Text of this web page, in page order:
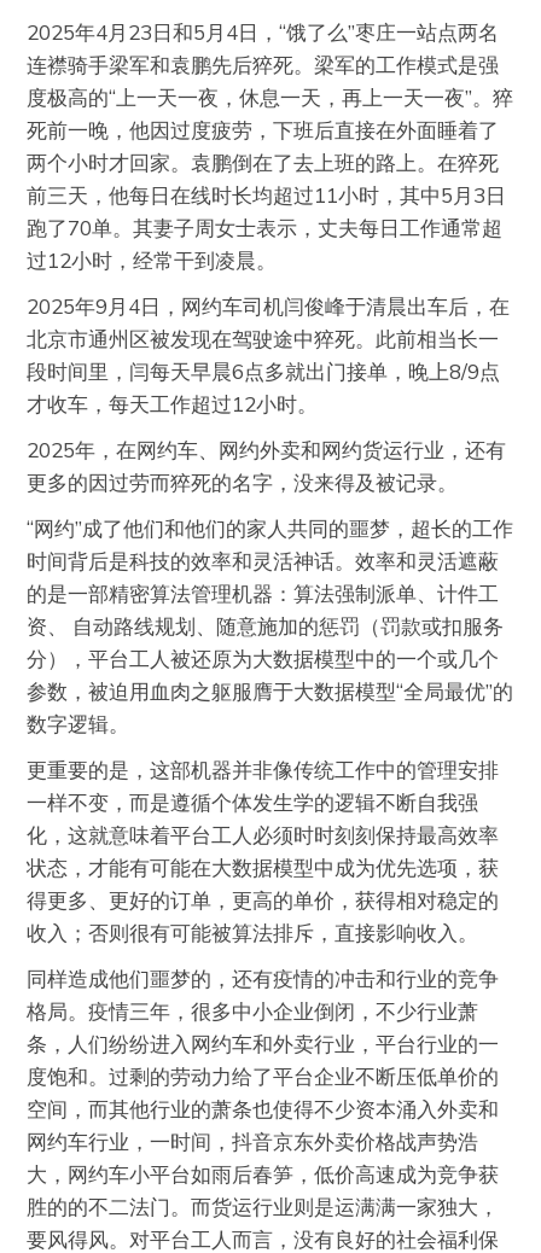
2025年4月23日和5月4日，“饿了么”枣庄一站点两名
连襟骑手梁军和袁鹏先后猝死。梁军的工作模式是强
度极高的“上一天一夜，休息一天，再上一天一夜”。猝
死前一晚，他因过度疲劳，下班后直接在外面睡着了
两个小时才回家。袁鹏倒在了去上班的路上。在猝死
前三天，他每日在线时长均超过11小时，其中5月3日
跑了70单。其妻子周女士表示，丈夫每日工作通常超
过12小时，经常干到凌晨。
2025年9月4日，网约车司机闫俊峰于清晨出车后，在
北京市通州区被发现在驾驶途中猝死。此前相当长一
段时间里，闫每天早晨6点多就出门接单，晚上8/9点
才收车，每天工作超过12小时。
2025年，在网约车、网约外卖和网约货运行业，还有
更多的因过劳而猝死的名字，没来得及被记录。
“网约”成了他们和他们的家人共同的噩梦，超长的工作
时间背后是科技的效率和灵活神话。效率和灵活遮蔽
的是一部精密算法管理机器：算法强制派单、计件工
资、 自动路线规划、随意施加的惩罚（罚款或扣服务
分），平台工人被还原为大数据模型中的一个或几个
参数，被迫用血肉之躯服膺于大数据模型“全局最优”的
数字逻辑。
更重要的是，这部机器并非像传统工作中的管理安排
一样不变，而是遵循个体发生学的逻辑不断自我强
化，这就意味着平台工人必须时时刻刻保持最高效率
状态，才能有可能在大数据模型中成为优先选项，获
得更多、更好的订单，更高的单价，获得相对稳定的
收入；否则很有可能被算法排斥，直接影响收入。
同样造成他们噩梦的，还有疫情的冲击和行业的竞争
格局。疫情三年，很多中小企业倒闭，不少行业萧
条，人们纷纷进入网约车和外卖行业，平台行业的一
度饱和。过剩的劳动力给了平台企业不断压低单价的
空间，而其他行业的萧条也使得不少资本涌入外卖和
网约车行业，一时间，抖音京东外卖价格战声势浩
大，网约车小平台如雨后春笋，低价高速成为竞争获
胜的的不二法门。而货运行业则是运满满一家独大，
要风得风。对平台工人而言，没有良好的社会福利保